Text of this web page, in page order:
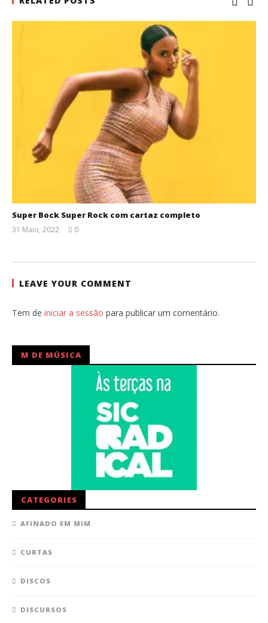
Super Bock Super Rock com cartaz completo
31 Maio, 2022
0
LEAVE YOUR COMMENT
Tem de iniciar a sessão para publicar um comentário.
M DE MÚSICA
CATEGORIES
AFINADO EM MIM
CURTAS
DISCOS
DISCURSOS